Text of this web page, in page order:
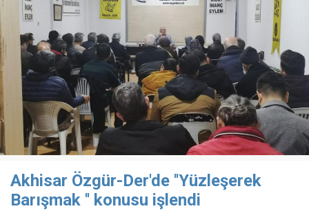
Akhisar Özgür-Der'de ''Yüzleşerek
Barışmak '' konusu işlendi